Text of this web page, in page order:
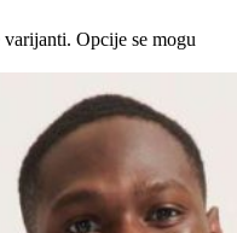
Opcije se mogu